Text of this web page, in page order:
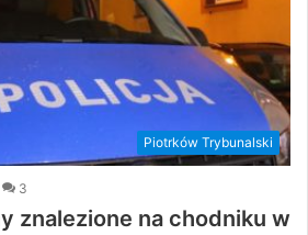
Piotrków Trybunalski
3
znalezione na chodniku w